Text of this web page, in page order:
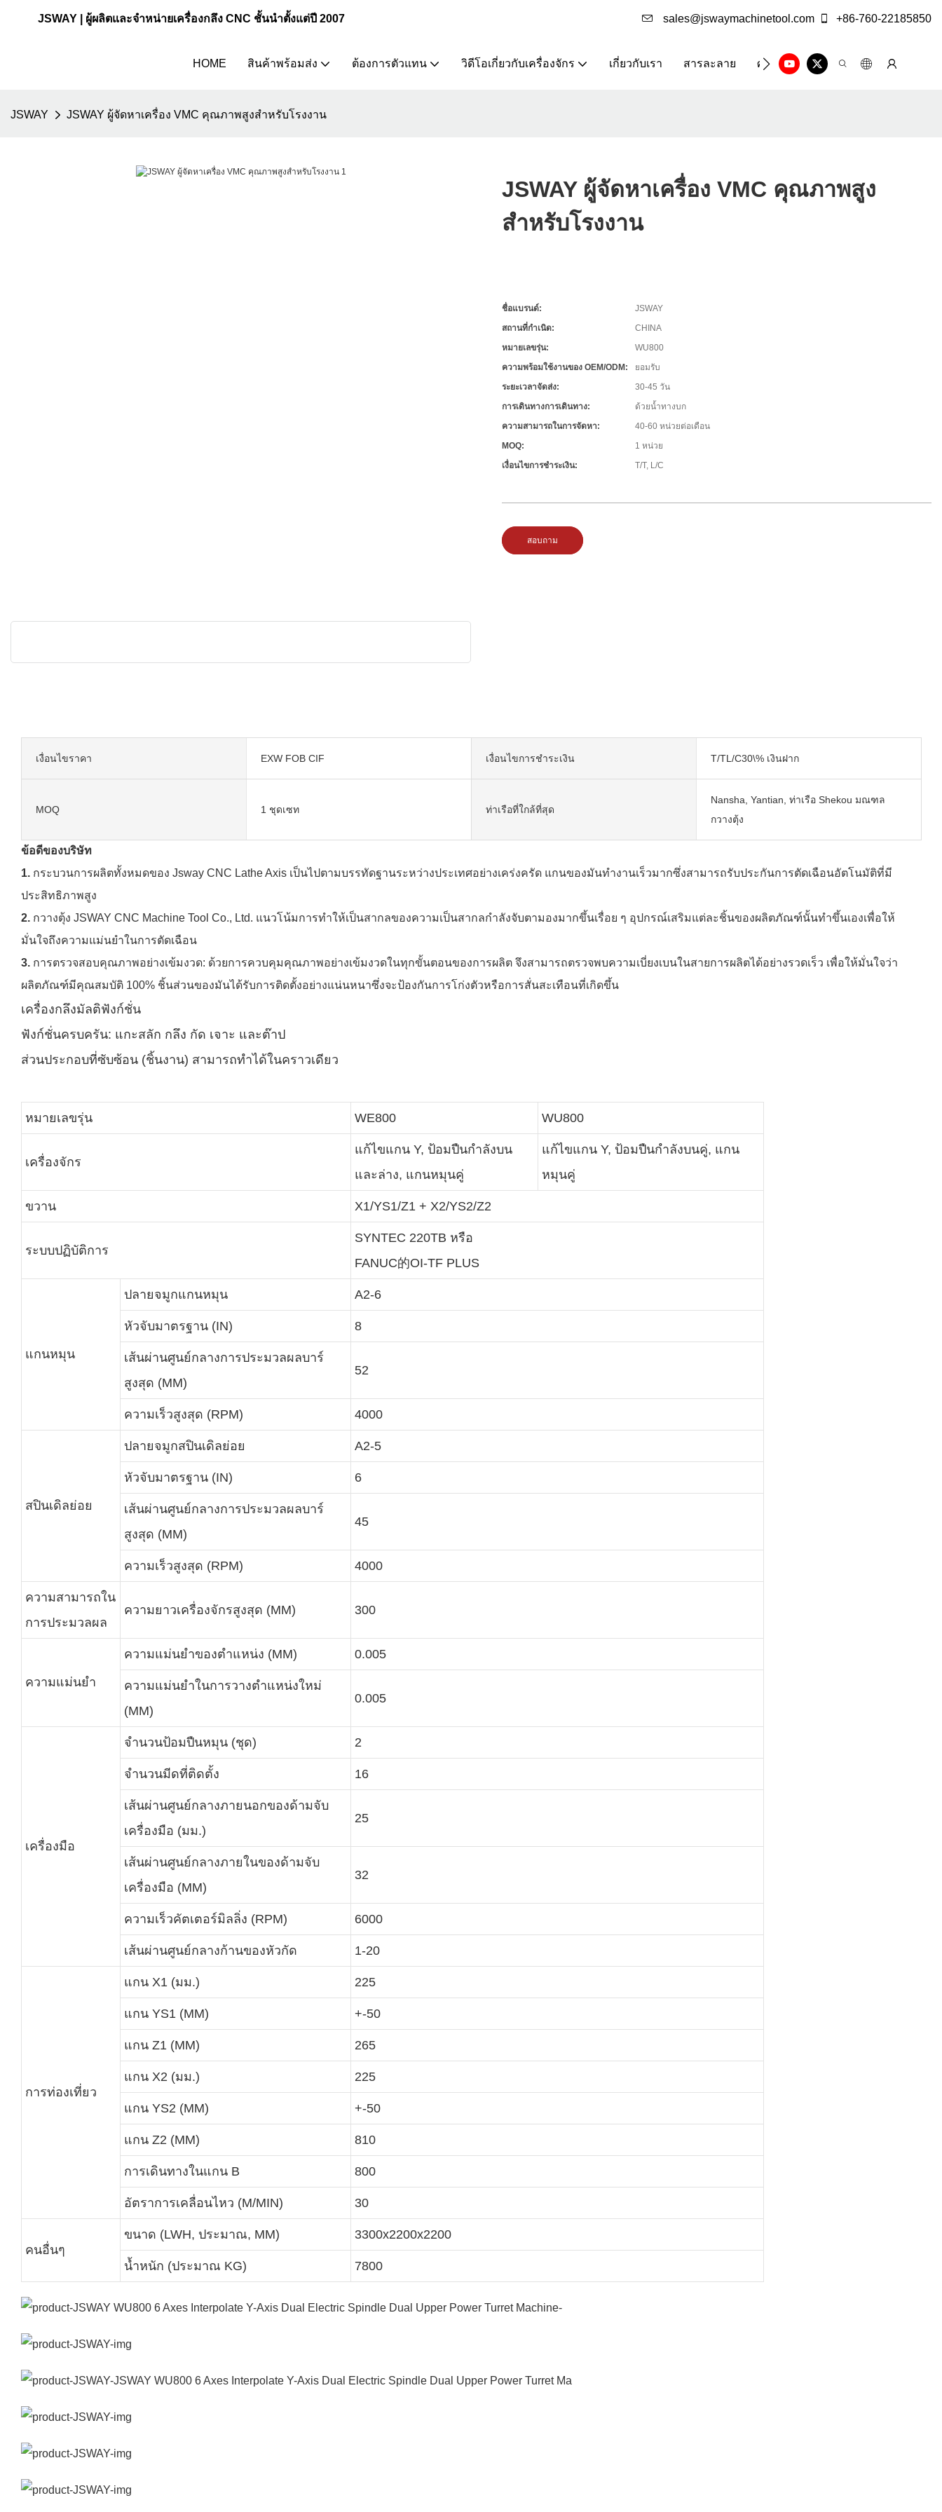
JSWAY | ผู้ผลิตและจำหน่ายเครื่องกลึง CNC ชั้นนำตั้งแต่ปี 2007 sales@jswaymachinetool.com +86-760-22185850
HOME สินค้าพร้อมส่ง ต้องการตัวแทน วิดีโอเกี่ยวกับเครื่องจักร เกี่ยวกับเรา สารละลาย ศูนย์ข้อมูล ติดต่อเรา
JSWAY JSWAY ผู้จัดหาเครื่อง VMC คุณภาพสูงสำหรับโรงงาน
JSWAY ผู้จัดหาเครื่อง VMC คุณภาพสูง
สำหรับโรงงาน
ชื่อแบรนด์:
JSWAY
สถานที่กำเนิด:
CHINA
หมายเลขรุ่น:
WU800
ความพร้อมใช้งานของ OEM/ODM:
ยอมรับ
ระยะเวลาจัดส่ง:
30-45 วัน
การเดินทางการเดินทาง:
ด้วยน้ำทางบก
ความสามารถในการจัดหา:
40-60 หน่วยต่อเดือน
MOQ:
1 หน่วย
เงื่อนไขการชำระเงิน:
T/T, L/C
สอบถาม
เงื่อนไขราคา EXW FOB CIF เงื่อนไขการชำระเงิน T/TL/C30\% เงินฝาก
MOQ 1 ชุดเซท ท่าเรือที่ใกล้ที่สุด
Nansha, Yantian, ท่าเรือ Shekou มณฑล
กวางตุ้ง
ข้อดีของบริษัท
1. กระบวนการผลิตทั้งหมดของ Jsway CNC Lathe Axis เป็นไปตามบรรทัดฐานระหว่างประเทศอย่างเคร่งครัด แกนของมันทำงานเร็วมากซึ่งสามารถรับประกันการตัดเฉือนอัตโนมัติที่มี
ประสิทธิภาพสูง
2. กวางตุ้ง JSWAY CNC Machine Tool Co., Ltd. แนวโน้มการทำให้เป็นสากลของความเป็นสากลกำลังจับตามองมากขึ้นเรื่อย ๆ อุปกรณ์เสริมแต่ละชิ้นของผลิตภัณฑ์นั้นทำขึ้นเองเพื่อให้
มั่นใจถึงความแม่นยำในการตัดเฉือน
3. การตรวจสอบคุณภาพอย่างเข้มงวด: ด้วยการควบคุมคุณภาพอย่างเข้มงวดในทุกขั้นตอนของการผลิต จึงสามารถตรวจพบความเบี่ยงเบนในสายการผลิตได้อย่างรวดเร็ว เพื่อให้มั่นใจว่า
ผลิตภัณฑ์มีคุณสมบัติ 100% ชิ้นส่วนของมันได้รับการติดตั้งอย่างแน่นหนาซึ่งจะป้องกันการโก่งตัวหรือการสั่นสะเทือนที่เกิดขึ้น
เครื่องกลึงมัลติฟังก์ชั่น
ฟังก์ชั่นครบครัน: แกะสลัก กลึง กัด เจาะ และต๊าป
ส่วนประกอบที่ซับซ้อน (ชิ้นงาน) สามารถทำได้ในคราวเดียว
หมายเลขรุ่น WE800 WU800
เครื่องจักร
แก้ไขแกน Y, ป้อมปืนกำลังบน
และล่าง, แกนหมุนคู่
แก้ไขแกน Y, ป้อมปืนกำลังบนคู่, แกน
หมุนคู่
ขวาน X1/YS1/Z1 + X2/YS2/Z2
ระบบปฏิบัติการ
SYNTEC 220TB หรือ
FANUC的OI-TF PLUS
แกนหมุน
ปลายจมูกแกนหมุน A2-6
หัวจับมาตรฐาน (IN) 8
เส้นผ่านศูนย์กลางการประมวลผลบาร์
สูงสุด (MM)
52
ความเร็วสูงสุด (RPM) 4000
สปินเดิลย่อย
ปลายจมูกสปินเดิลย่อย A2-5
หัวจับมาตรฐาน (IN) 6
เส้นผ่านศูนย์กลางการประมวลผลบาร์
สูงสุด (MM)
45
ความเร็วสูงสุด (RPM) 4000
ความสามารถใน
การประมวลผล
ความยาวเครื่องจักรสูงสุด (MM) 300
ความแม่นยำ
ความแม่นยำของตำแหน่ง (MM) 0.005
ความแม่นยำในการวางตำแหน่งใหม่
(MM)
0.005
เครื่องมือ
จำนวนป้อมปืนหมุน (ชุด) 2
จำนวนมีดที่ติดตั้ง 16
เส้นผ่านศูนย์กลางภายนอกของด้ามจับ
เครื่องมือ (มม.)
25
เส้นผ่านศูนย์กลางภายในของด้ามจับ
เครื่องมือ (MM)
32
ความเร็วคัตเตอร์มิลลิ่ง (RPM) 6000
เส้นผ่านศูนย์กลางก้านของหัวกัด 1-20
การท่องเที่ยว
แกน X1 (มม.) 225
แกน YS1 (MM) +-50
แกน Z1 (MM) 265
แกน X2 (มม.) 225
แกน YS2 (MM) +-50
แกน Z2 (MM) 810
การเดินทางในแกน B 800
อัตราการเคลื่อนไหว (M/MIN) 30
คนอื่นๆ
ขนาด (LWH, ประมาณ, MM) 3300x2200x2200
น้ำหนัก (ประมาณ KG) 7800